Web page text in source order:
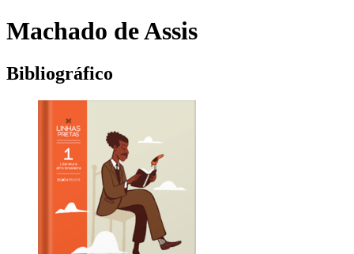
Machado de Assis
Bibliográfico